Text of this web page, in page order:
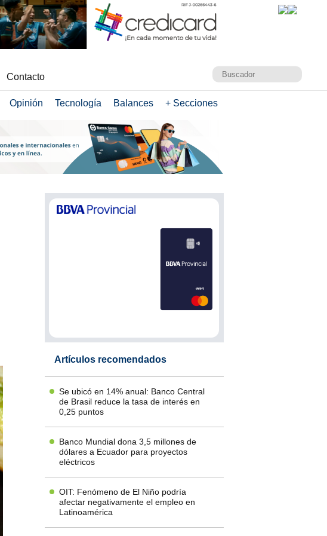
Contacto
Opinión Tecnología Balances + Secciones
Artículos recomendados
Se ubicó en 14% anual: Banco Central
de Brasil reduce la tasa de interés en
0,25 puntos
Banco Mundial dona 3,5 millones de
dólares a Ecuador para proyectos
eléctricos
OIT: Fenómeno de El Niño podría
afectar negativamente el empleo en
Latinoamérica